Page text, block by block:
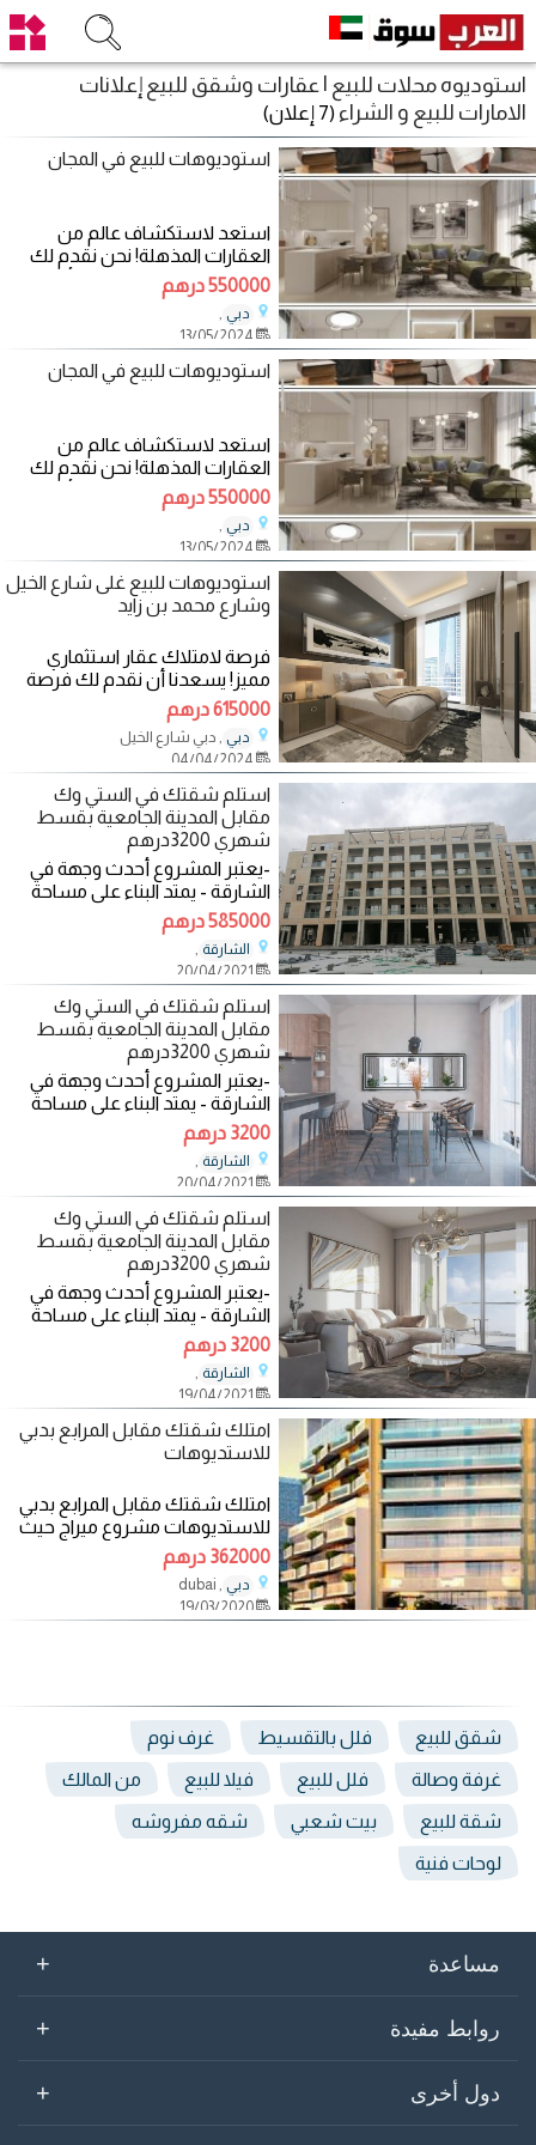
استوديوه محلات للبيع | عقارات وشقق للبيع إعلانات
الامارات للبيع و الشراء (7 إعلان)
استوديوهات للبيع في المجان
استعد لاستكشاف عالم من
العقارات المذهلة! نحن نقدم لك
فرصة رائعة لامتلاك منزل أحلامك
في واحدة
550000 درهم
دبي ,
استوديوهات للبيع في المجان
استعد لاستكشاف عالم من
العقارات المذهلة! نحن نقدم لك
فرصة رائعة لامتلاك منزل أحلامك
في واحدة
550000 درهم
دبي ,
استوديوهات للبيع غلى شارع الخيل
وشارع محمد بن زايد
فرصة لامتلاك عقار استثماري
مميز! يسعدنا أن نقدم لك فرصة
استثمارية استثنائية في عقار متميز
يقع
615000 درهم
دبي , دبي شارع الخيل
استلم شقتك في الستي وك
مقابل المدينة الجامعية بقسط
شهري 3200درهم
-يعتبر المشروع أحدث وجهة في
الشارقة - يمتد البناء على مساحة
3ملايين قدم مربع -يعد مشروعا
متميزا
585000 درهم
الشارقة ,
استلم شقتك في الستي وك
مقابل المدينة الجامعية بقسط
شهري 3200درهم
-يعتبر المشروع أحدث وجهة في
الشارقة - يمتد البناء على مساحة
3ملايين قدم مربع -يعد مشروعا
متميزا
3200 درهم
الشارقة ,
استلم شقتك في الستي وك
مقابل المدينة الجامعية بقسط
شهري 3200درهم
-يعتبر المشروع أحدث وجهة في
الشارقة - يمتد البناء على مساحة
3ملايين قدم مربع -يعد مشروعا
متميزا
3200 درهم
الشارقة ,
امتلك شقتك مقابل المرابع بدبي
للاستديوهات
امتلك شقتك مقابل المرابع بدبي
للاستديوهات مشروع ميراج حيث
يحتوي المشروع علي الوحدات
الأتية:- 1-
362000 درهم
دبي , dubai
19/03/2020
شقق للبيع فلل بالتقسيط غرف نوم
غرفة وصالة فلل للبيع فيلا للبيع من المالك
شقة للبيع بيت شعبي شقه مفروشه
لوحات فنية
مساعدة +
روابط مفيدة +
دول أخرى +